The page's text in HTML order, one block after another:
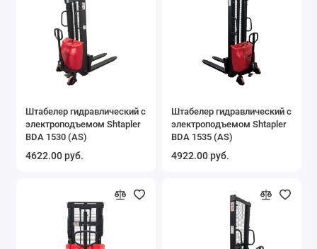
Штабелер гидравлический с
электроподъемом Shtapler
BDA 1530 (AS)
4622.00 руб.
Штабелер гидравлический с
электроподъемом Shtapler
BDA 1535 (AS)
4922.00 руб.